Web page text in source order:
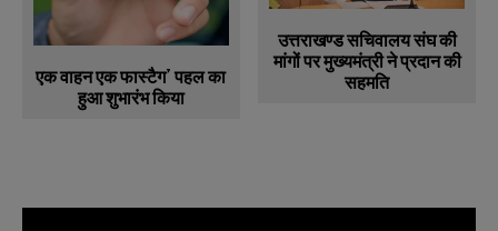
एक वाहन एक फास्टैग’ पहल का
हुआ शुभारंभ किया
उत्तराखण्ड सचिवालय संघ की
मांगों पर मुख्यमंत्री ने प्रदान की
सहमति